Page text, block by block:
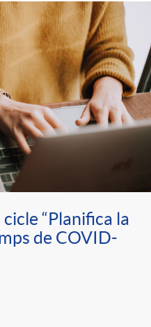
“Planifica la
de COVID-